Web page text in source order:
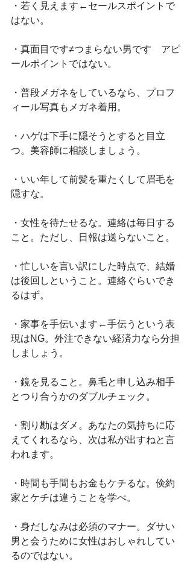
・若く見えます←セールスポイントで
はない。
・真面目です≠つまらない男です　アピ
ールポイントではない。
・普段メガネをしているなら、プロフ
ィール写真もメガネ着用。
・ハゲは下手に隠そうとすると目立
つ。美容師に相談しましょう。
・いい年して前髪を重たくして眉毛を
隠すな。
・女性を待たせるな。連絡は毎日する
こと。ただし、日報は送らないこと。
・忙しいを言い訳にした時点で、結婚
は後回しということ。連絡ぐらいでき
るはず。
・家事を手伝います←手伝うという表
現はNG。外注できない経済力なら分担
しましょう。
・鏡を見ること。鼻毛と申し込み相手
とつり合うかのダブルチェック。
・割り勘はダメ。あなたの気持ちに応
えてくれるなら、次は私が出すねと言
われます。
・時間も手間もお金もケチるな。倹約
家とケチは違うことを学べ。
・身だしなみは必須のマナー。ダサい
男と会うために女性はおしゃれしてい
るのではない。